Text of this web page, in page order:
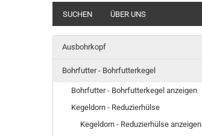
SUCHEN ÜBER UNS
Ausbohrkopf
Bohrfutter - Bohrfutterkegel
Bohrfutter - Bohrfutterkegel anzeigen
Kegeldorn - Reduzierhülse
Kegeldorn - Reduzierhülse anzeigen